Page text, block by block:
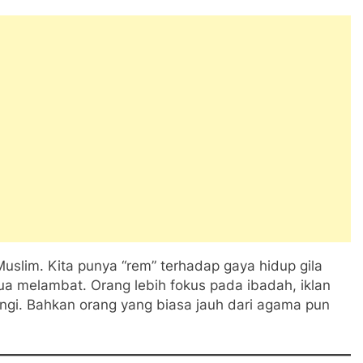
Kita punya “rem” terhadap gaya hidup gila
melambat. Orang lebih fokus pada ibadah, iklan
Bahkan orang yang biasa jauh dari agama pun